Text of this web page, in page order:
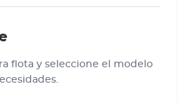
flota y seleccione el modelo